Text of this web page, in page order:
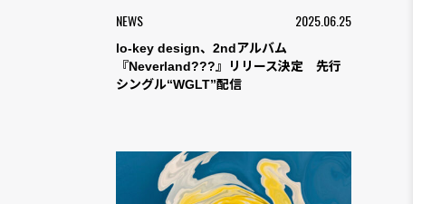
NEWS 2025.06.25
lo-key design、2ndアルバム
『Neverland???』リリース決定 先行
シングル“WGLT”配信